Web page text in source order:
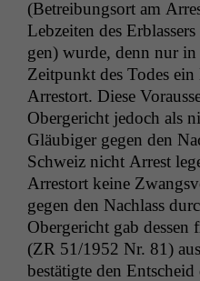
(Betrei­bung­sort am
Lebzeit­en des
gen) wurde, denn nur
Zeit­punkt des Todes
Arrestort. Diese
Oberg­ericht jedoch als
Gläu­biger gegen den
Schweiz nicht Arrest
Arrestort keine
gegen den Nach­lass
Oberg­ericht gab dessen
(ZR 51/1952 Nr. 81)
bestätigte den